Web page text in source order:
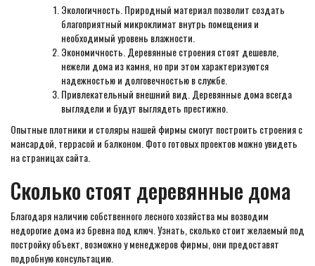
Экологичность. Природный материал позволит создать
благоприятный микроклимат внутрь помещения и
необходимый уровень влажности.
Экономичность. Деревянные строения стоят дешевле,
нежели дома из камня, но при этом характеризуются
надежностью и долговечностью в службе.
Привлекательный внешний вид. Деревянные дома всегда
выглядели и будут выглядеть престижно.
Опытные плотники и столяры нашей фирмы смогут построить строения с
мансардой, террасой и балконом. Фото готовых проектов можно увидеть
на страницах сайта.
Сколько стоят деревянные дома
Благодаря наличию собственного лесного хозяйства мы возводим
недорогие дома из бревна под ключ. Узнать, сколько стоит желаемый под
постройку объект, возможно у менеджеров фирмы, они предоставят
подробную консультацию.